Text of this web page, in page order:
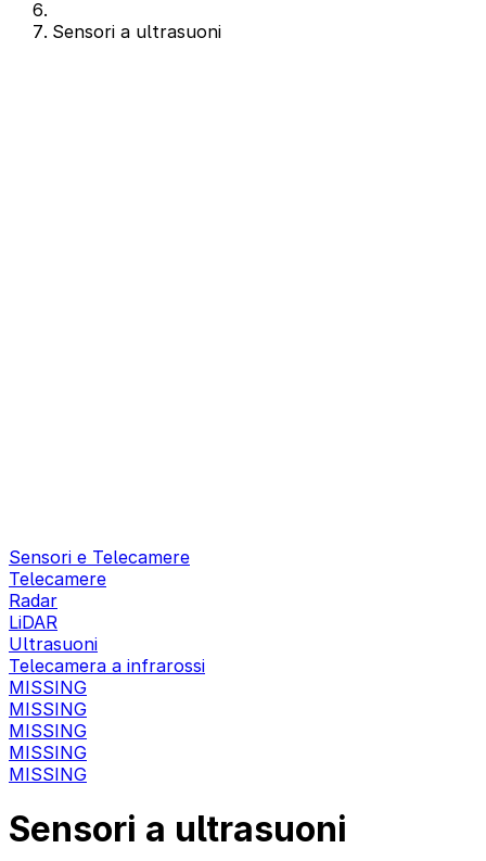
Sensori a ultrasuoni
Sensori e Telecamere
Telecamere
Radar
LiDAR
Ultrasuoni
Telecamera a infrarossi
MISSING
MISSING
MISSING
MISSING
MISSING
Sensori a ultrasuoni